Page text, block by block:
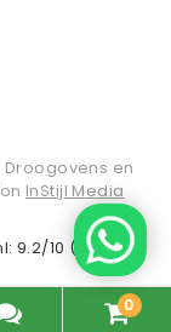
en
InStijl Media
0
9.2/10 (2936